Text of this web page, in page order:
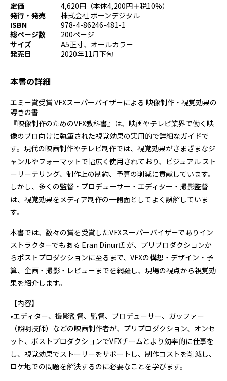
映像/映画/アニメ
プログラミング/ウェブ
ファッション/デザイン/他
チュートリアル
定価
4,620円（本体4,200円＋税10%）
発行・発売
株式会社 ボーンデジタル
ISBN
978-4-86246-481-1
総ページ数
200ページ
サイズ
A5正寸、オールカラー
発売日
2020年11月下旬
本書の詳細
エミー賞受賞 VFXスーパーバイザーによる 映像制作・視覚効果の
導きの書
『映像制作のためのVFX教科書』は、映画やテレビ業界で働く映
像のプロ向けに執筆された視覚効果の実用的で詳細なガイドで
す。現代の映画制作やテレビ制作では、視覚効果がさまざまなジ
ャンルやフォーマットで幅広く使用されており、ビジュアル スト
ーリーテリング、制作上の制約、予算の削減に貢献しています。
しかし、多くの監督・プロデューサー・エディター・撮影監督
は、視覚効果をメディア制作の一側面としてよく誤解していま
す。
本書では、数々の賞を受賞したVFXスーパーバイザーでありイン
ストラクターでもある Eran Dinur氏 が、プリプロダクションか
らポストプロダクションに至るまで、VFXの構想・デザイン・予
算、企画・撮影・レビューまでを網羅し、現場の視点から視覚効
果を紹介します。
【内容】
•エディター、撮影監督、監督、プロデューサー、ガッファー
（照明技師）などの映画制作者が、プリプロダクション、オンセ
ット、ポストプロダクションでVFXチームとより効率的に仕事を
し、視覚効果でストーリーをサポートし、制作コストを削減し、
ロケ地での問題を解決するのに必要なことを学びます。